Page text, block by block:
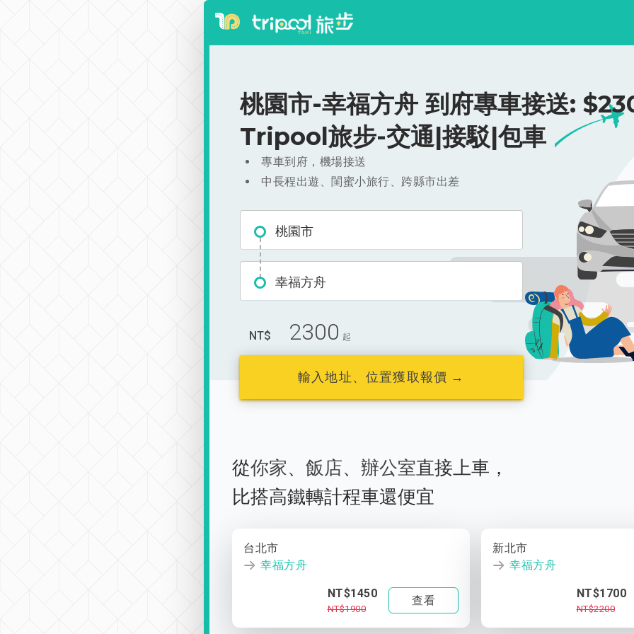
桃園市-幸福方舟 到府專車接送:
Tripool旅步-交通|接駁|包車
專車到府，機場接送
中長程出遊、閨蜜小旅行、跨縣市出差
桃園市
幸福方舟
NT$ 2300 起
輸入地址、位置獲取報價 →
從你家、 飯店、 辦公室直接上車，
比搭高鐵轉計程車還便宜
台北市
幸福方舟
NT$1450
NT$1900
查看
新北市
幸福方舟
NT$1700
NT$2200